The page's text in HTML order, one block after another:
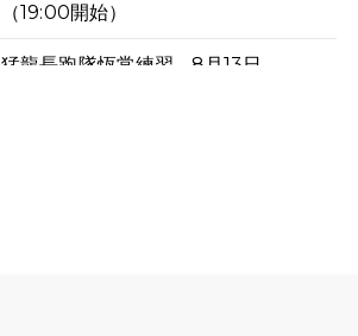
（19:00開始）
猛龍長跑隊恆常練習 - 8月13日